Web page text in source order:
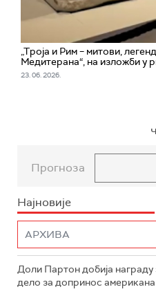
„Троја и Рим – митови,
Медитерана“, на изложби у
23. 06. 2026.
Прогноза
Најновије
Доли Партон добија награду
дело за допринос